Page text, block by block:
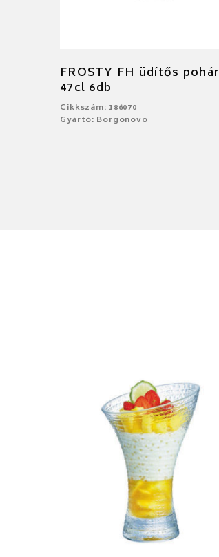
FROSTY FH üdítős pohár
47cl 6db
Cikkszám: 186070
Gyártó: Borgonovo